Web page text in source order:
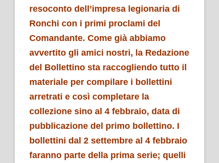
resoconto dell’impresa legionaria di
Ronchi con i primi proclami del
Comandante. Come già abbiamo
avvertito gli amici nostri, la Redazione
del Bollettino sta raccogliendo tutto il
materiale per compilare i bollettini
arretrati e così completare la
collezione sino al 4 febbraio, data di
pubblicazione del primo bollettino. I
bollettini dal 2 settembre al 4 febbraio
faranno parte della prima serie; quelli